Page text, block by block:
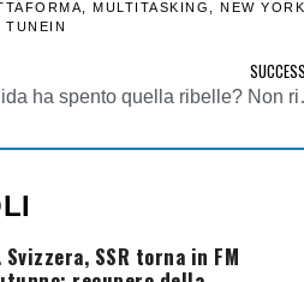
MULTITASKING NEW YORK
TUNEIN
Radio. La
Svizzera, SSR torna in FM